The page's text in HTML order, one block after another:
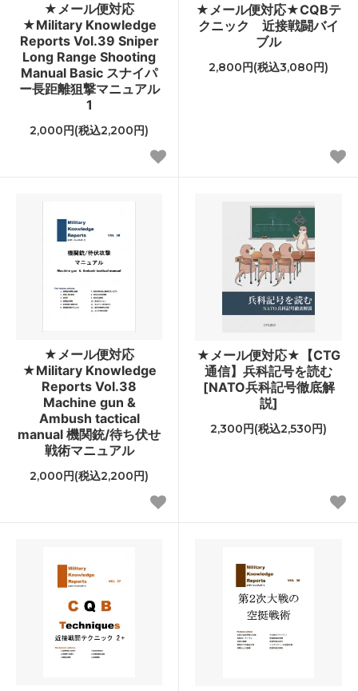
★メール便対応
★Military Knowledge
Reports Vol.39 Sniper
Long Range Shooting
Manual Basic スナイパ
ー長距離狙撃マニュアル
1
2,000円(税込2,200円)
★メール便対応★CQBテ
クニック 近接戦闘バイ
ブル
2,800円(税込3,080円)
★メール便対応
★Military Knowledge
Reports Vol.38
Machine gun &
Ambush tactical
manual 機関銃/待ち伏せ
戦術マニュアル
2,000円(税込2,200円)
★メール便対応★【CTG
通信】兵科記号を読む
[NATO兵科記号徹底解
説]
2,300円(税込2,530円)